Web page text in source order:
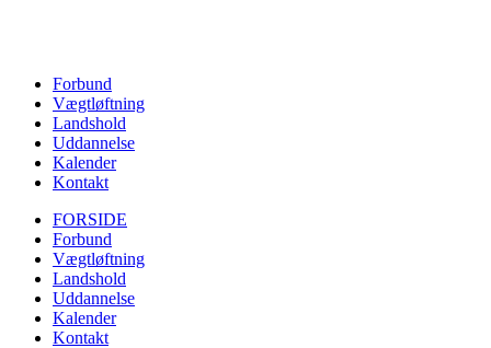
Forbund
Vægtløftning
Landshold
Uddannelse
Kalender
Kontakt
FORSIDE
Forbund
Vægtløftning
Landshold
Uddannelse
Kalender
Kontakt